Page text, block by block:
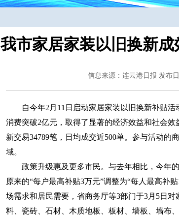
我市家居家装以旧换新
信息来源：连云港日报 发布
自今年2月11日启动家居家装以旧换新补贴
消费突破2亿元，取得了显著的经济效益和社会
新交易34789笔，日均成交近500单。参与活动的
域。
政策升级惠及更多市民。与去年相比，今年
原来的“每户最高补贴3万元”调整为“每人最高补
场需求和居民需要，省商务厅等3部门于3月5日
料、瓷砖、石材、木质地板、板材、墙板、墙布